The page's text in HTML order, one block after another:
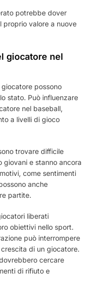
potrebbe dover
proprio valore a nuove
giocatore nel
possono
stato. Può influenzare
nel baseball,
a livelli di gioco
trovare difficile
giovani e stanno ancora
come sentimenti
anche
partite.
liberati
obiettivi nello sport.
può interrompere
di un giocatore.
cercare
di rifiuto e